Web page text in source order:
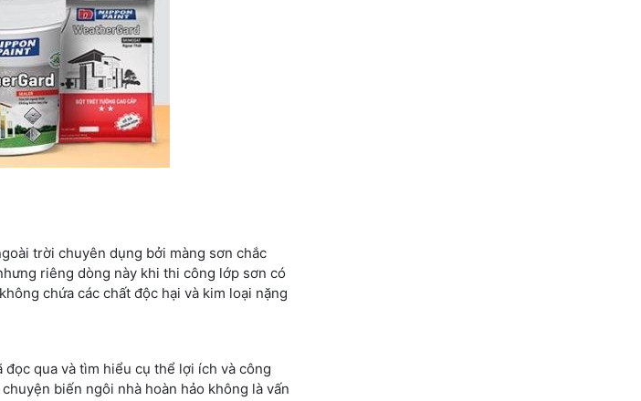
trời chuyên dụng bởi màng sơn chắc
riêng dòng này khi thi công lớp sơn có
chứa các chất độc hại và kim loại nặng
qua và tìm hiểu cụ thể lợi ích và công
biến ngôi nhà hoàn hảo không là vấn